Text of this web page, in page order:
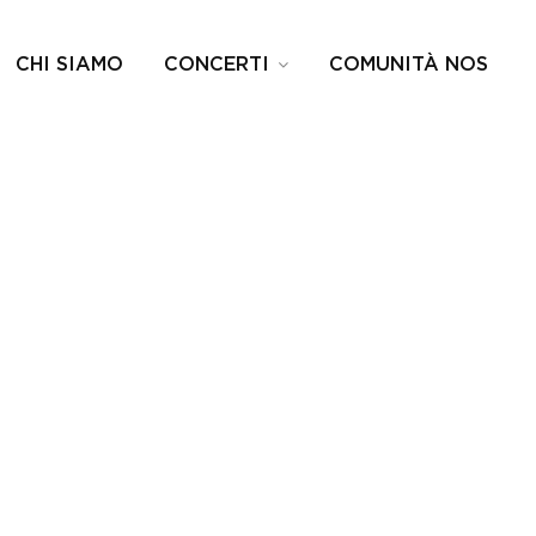
CHI SIAMO CONCERTI COMUNITÀ NOS